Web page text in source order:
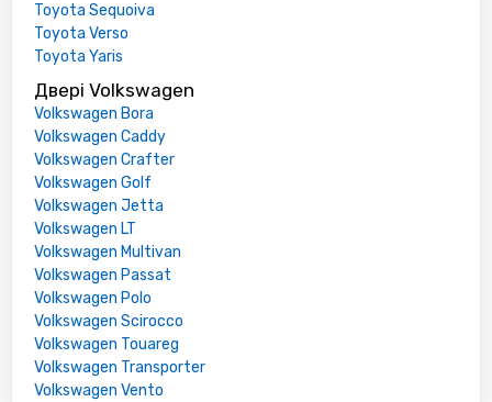
Toyota Sequoiva
Toyota Verso
Toyota Yaris
Двері Volkswagen
Volkswagen Bora
Volkswagen Caddy
Volkswagen Crafter
Volkswagen Golf
Volkswagen Jetta
Volkswagen LT
Volkswagen Multivan
Volkswagen Passat
Volkswagen Polo
Volkswagen Scirocco
Volkswagen Touareg
Volkswagen Transporter
Volkswagen Vento